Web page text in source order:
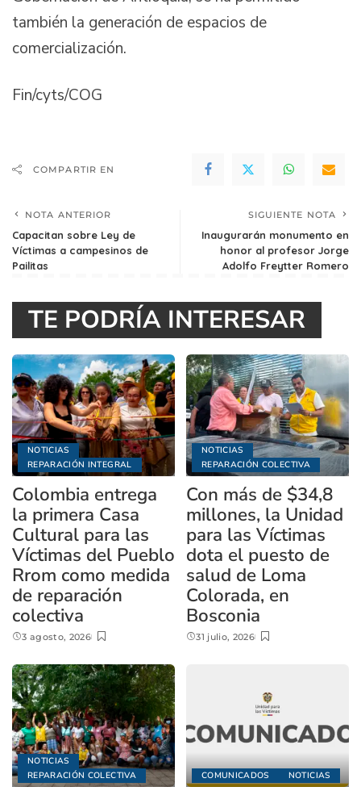
también la generación de espacios de
comercialización.
Fin/cyts/COG
COMPARTIR EN
NOTA ANTERIOR
Capacitan sobre Ley de
Víctimas a campesinos de
Pailitas
SIGUIENTE NOTA
Inaugurarán monumento en
honor al profesor Jorge
Adolfo Freytter Romero
TE PODRÍA INTERESAR
NOTICIAS
REPARACIÓN INTEGRAL
Colombia entrega
la primera Casa
Cultural para las
Víctimas del Pueblo
Rrom como medida
de reparación
colectiva
3 agosto, 2026
NOTICIAS
REPARACIÓN COLECTIVA
Con más de $34,8
millones, la Unidad
para las Víctimas
dota el puesto de
salud de Loma
Colorada, en
Bosconia
31 julio, 2026
NOTICIAS
REPARACIÓN COLECTIVA
COMUNICADOS NOTICIAS